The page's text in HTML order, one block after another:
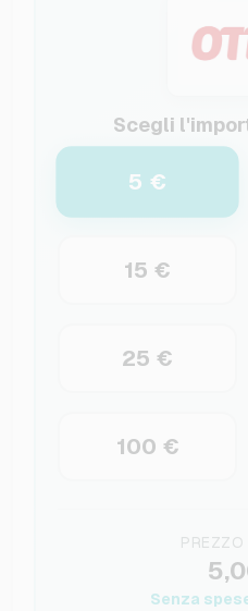
Scegli
5 €
15 €
25 €
100 €
PREZZO
Senza